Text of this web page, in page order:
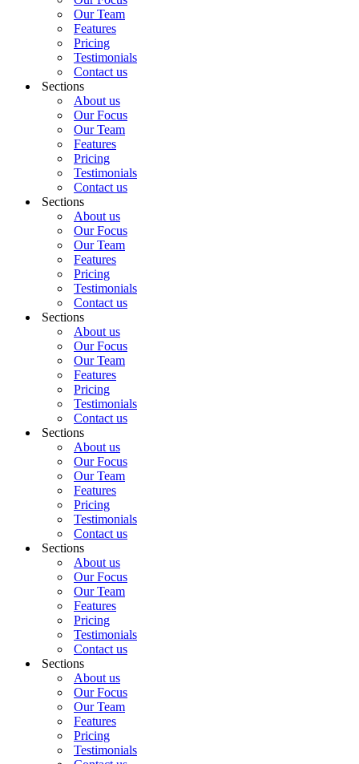
Our Team
Features
Pricing
Testimonials
Contact us
Sections
About us
Our Focus
Our Team
Features
Pricing
Testimonials
Contact us
Sections
About us
Our Focus
Our Team
Features
Pricing
Testimonials
Contact us
Sections
About us
Our Focus
Our Team
Features
Pricing
Testimonials
Contact us
Sections
About us
Our Focus
Our Team
Features
Pricing
Testimonials
Contact us
Sections
About us
Our Focus
Our Team
Features
Pricing
Testimonials
Contact us
Sections
About us
Our Focus
Our Team
Features
Pricing
Testimonials